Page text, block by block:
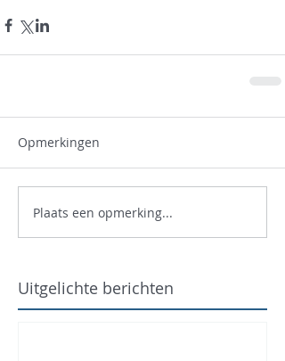
Opmerkingen
Plaats een opmerking...
Uitgelichte berichten